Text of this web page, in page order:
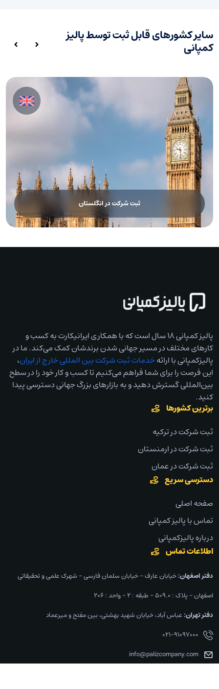
سایر کشورهای قابل ثبت توسط پالیز
کمپانی
ثبت شرکت در انگلستان
پالیز کمپانی ۱۸ سال است که با همکاری ایرانیکارت به کسب و
کارهای مختلف در مسیر جهانی شدن برندشان کمک می‌کند. ما در
پالیزکمپانی با ارائهخدمات ثبت شرکت بین المللی خارج از ایران،
این فرصت را برای شما فراهم می‌کنیم تا کسب و کار خود را در سطح
بین‌المللی گسترش دهید و به بازارهای بزرگ جهانی دسترسی پیدا
کنید.
برترین کشورها
ثبت شرکت در ترکیه
ثبت شرکت در ارمنستان
ثبت شرکت در عمان
دسترسی سریع
صفحه اصلی
تماس با پالیز کمپانی
درباره پالیزکمپانی
اطلاعات تماس
دفتر اصفهان:‌خیابان عارف – خیابان سلمان فارسی – شهرک علمی و تحقیقاتی
اصفهان – پلاک : ۵۰۹.۰ – طبقه : ۲ – واحد : ۲۰۶
دفتر تهران:‌ عباس آباد، خیابان شهید بهشتی، بین مفتح و میرعماد
۰۲۱-۹۱۰۹۷۰۰۰
info@palizcompany.com